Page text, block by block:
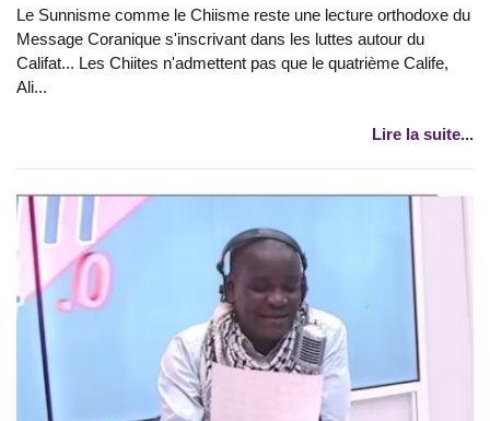
Le Sunnisme comme le Chiisme reste une lecture orthodoxe du
Message Coranique s'inscrivant dans les luttes autour du
Califat... Les Chiites n'admettent pas que le quatrième Calife,
Ali...
Lire la suite...